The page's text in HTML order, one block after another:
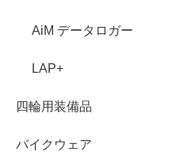
AiM データロガー
LAP+
四輪用装備品
バイクウェア